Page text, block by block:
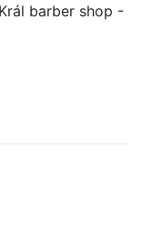
barber shop -